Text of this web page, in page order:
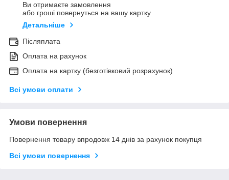
Ви отримаєте замовлення
або гроші повернуться на вашу картку
Детальніше
Післяплата
Оплата на рахунок
Оплата на картку (безготівковий розрахунок)
Всі умови оплати
Умови повернення
Повернення товару впродовж 14 днів за рахунок покупця
Всі умови повернення